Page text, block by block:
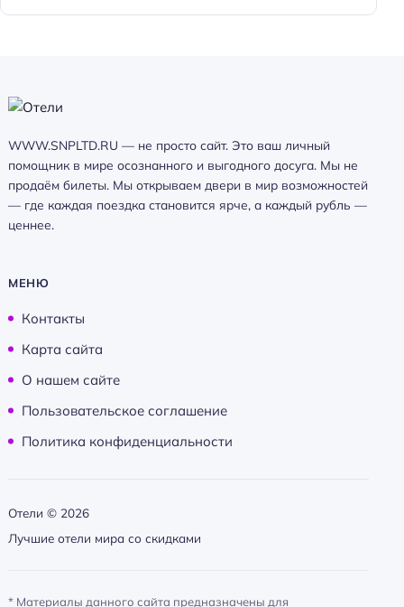
WWW.SNPLTD.RU — не просто сайт. Это ваш личный
помощник в мире осознанного и выгодного досуга. Мы не
продаём билеты. Мы открываем двери в мир возможностей
— где каждая поездка становится ярче, а каждый рубль —
ценнее.
МЕНЮ
Контакты
Карта сайта
О нашем сайте
Пользовательское соглашение
Политика конфиденциальности
Отели © 2026
Лучшие отели мира со скидками
* Материалы данного сайта предназначены для